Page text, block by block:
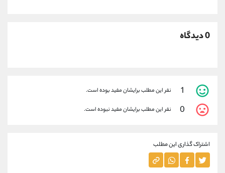
0 دیدگاه
1 نفر این مطلب برایشان مفید بوده است.
0 نفر این مطلب برایشان مفید نبوده است.
اشتراک گذاری این مطلب